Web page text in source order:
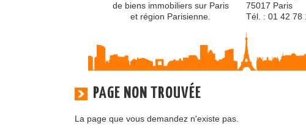
de biens immobiliers sur Paris
et région Parisienne.
75017 Paris
Tél. : 01 42 78
PAGE NON TROUVÉE
La page que vous demandez n'existe pas.